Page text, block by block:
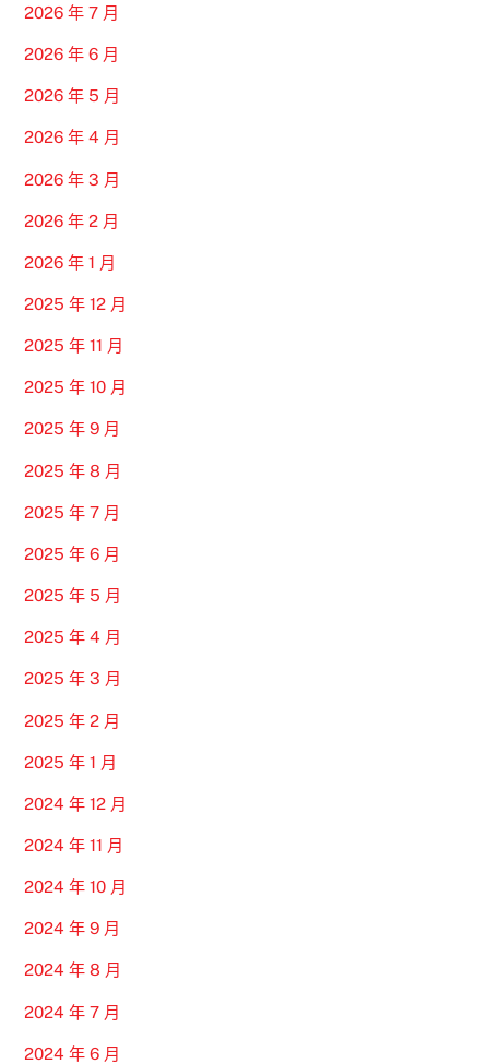
2026 年 7 月
2026 年 6 月
2026 年 5 月
2026 年 4 月
2026 年 3 月
2026 年 2 月
2026 年 1 月
2025 年 12 月
2025 年 11 月
2025 年 10 月
2025 年 9 月
2025 年 8 月
2025 年 7 月
2025 年 6 月
2025 年 5 月
2025 年 4 月
2025 年 3 月
2025 年 2 月
2025 年 1 月
2024 年 12 月
2024 年 11 月
2024 年 10 月
2024 年 9 月
2024 年 8 月
2024 年 7 月
2024 年 6 月